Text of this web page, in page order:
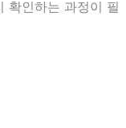
확인하는 과정이 필